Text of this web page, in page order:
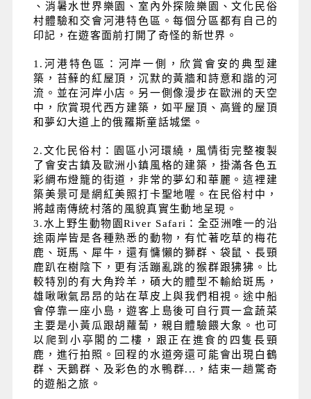
、消暑水世界樂園、室內外探險樂園、文化民俗
村體驗和交會河港特色區。每個分區都有自己的
印記，在遊客面前打開了奇怪的新世界。
1.河港特色區：河岸一側，欣賞會安的典型建
築，苔蘚的紅屋頂，沉默的黃牆和詩意和諧的河
流。並在河岸小店。另一側像漫步在歐洲的天空
中，欣賞現代西方建築，如平屋頂、高聳的屋頂
和夢幻大道上的俄羅斯童話城堡。
2.文化民俗村：園區小河環繞，風情街完整複製
了會安古鎮及歐洲小鎮風格的建築，掛滿各色五
彩綢布燈籠的街道，非常的夢幻和華麗。這裡建
築美景可是網紅美照打卡聖地喔。在民俗村中，
將越南傳統村落的風貌真實生動地呈現。
3.水上野生動物園River Safari：全亞洲唯一的沿
途兩岸皆是各種熟悉的動物，有忙著吃草的梅花
鹿、斑馬、犀牛，還有慵懶的獅群、袋鼠、長頸
鹿趴在樹陰下，更有活蹦亂跳的猴群跟狒狒。比
較特別的有大角羚羊，碩大的體型不輸給斑馬，
雄啾啾氣昂昂的站在草皮上與我們相視。途中船
會停靠一座小島，遊客上島後可自行買一盒蔬菜
主要是小黃瓜跟胡蘿蔔，親自體驗餵大象。也可
以爬到小亭閣的二樓，跟正在進食的四隻長頸
鹿，進行拍照。回程的水道旁還可能會出現白鶴
群、天鵝群、及彩色的水鴨群...，結束一趟驚奇
的遊船之旅。